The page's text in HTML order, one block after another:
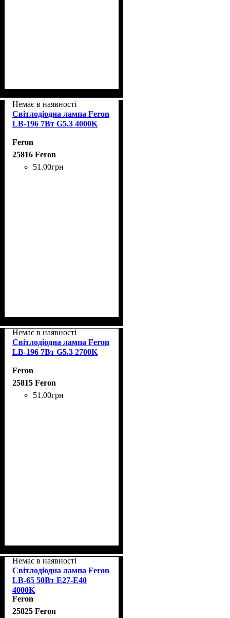
Немає в наявності
Світлодіодна лампа Feron
LB-196 7Вт G5.3 4000K
Feron
25816 Feron
51 .00грн
Немає в наявності
Світлодіодна лампа Feron
LB-196 7Вт G5.3 2700K
Feron
25815 Feron
51 .00грн
Немає в наявності
Світлодіодна лампа Feron
LB-65 50Вт E27-E40
4000K
Feron
25825 Feron